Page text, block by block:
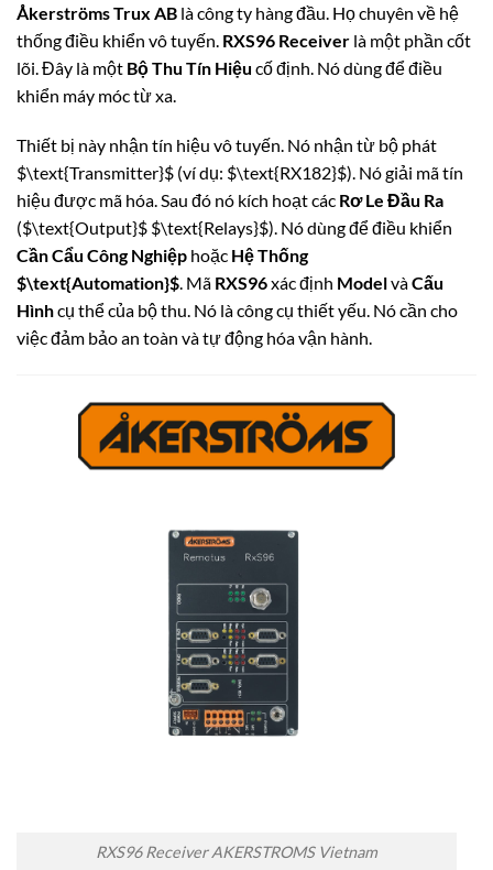
Åkerströms Trux AB là công ty hàng đầu. Họ chuyên về hệ
thống điều khiển vô tuyến. RXS96 Receiver là một phần cốt
lõi. Đây là một Bộ Thu Tín Hiệu cố định. Nó dùng để điều
khiển máy móc từ xa.
Thiết bị này nhận tín hiệu vô tuyến. Nó nhận từ bộ phát
$\text{Transmitter}$ (ví dụ: $\text{RX182}$). Nó giải mã tín
hiệu được mã hóa. Sau đó nó kích hoạt các Rơ Le Đầu Ra
($\text{Output}$ $\text{Relays}$). Nó dùng để điều khiển
Cần Cẩu Công Nghiệp hoặc Hệ Thống
$\text{Automation}$. Mã RXS96xác định ModelvàCấu
Hìnhcụ thể của bộ thu. Nó là công cụ thiết yếu. Nó cần cho
việc đảm bảo an toàn và tự động hóa vận hành.
RXS96 Receiver AKERSTROMS Vietnam